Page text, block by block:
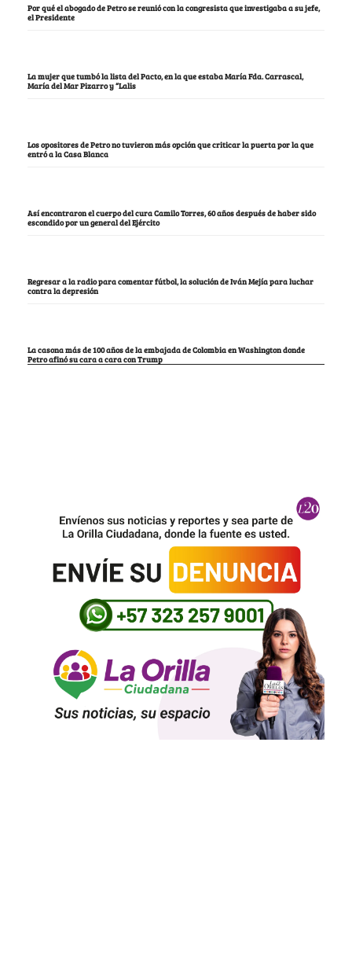
Por qué el abogado de Petro se reunió con la congresista que investigaba a su jefe,
el Presidente
La mujer que tumbó la lista del Pacto, en la que estaba María Fda. Carrascal,
María del Mar Pizarro y “Lalis
Los opositores de Petro no tuvieron más opción que criticar la puerta por la que
entró a la Casa Blanca
Así encontraron el cuerpo del cura Camilo Torres, 60 años después de haber sido
escondido por un general del Ejército
Regresar a la radio para comentar fútbol, la solución de Iván Mejía para luchar
contra la depresión
La casona más de 100 años de la embajada de Colombia en Washington donde
Petro afinó su cara a cara con Trump